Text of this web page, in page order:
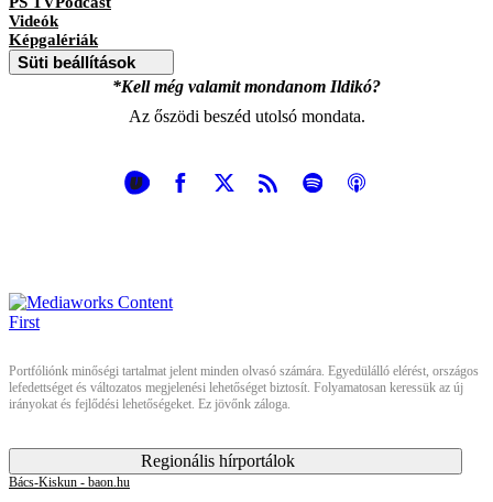
Videók
Képgalériák
Süti beállítások
*Kell még valamit mondanom Ildikó?
Az őszödi beszéd utolsó mondata.
Portfóliónk minőségi tartalmat jelent minden olvasó számára. Egyedülálló elérést, országos
lefedettséget és változatos megjelenési lehetőséget biztosít. Folyamatosan keressük az új
irányokat és fejlődési lehetőségeket. Ez jövőnk záloga.
Regionális hírportálok
Bács-Kiskun - baon.hu